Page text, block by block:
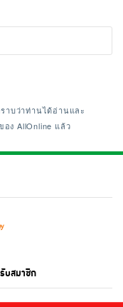
าบว่าท่านได้อ่านและ
อง AllOnline แล้ว
บสมาชิก